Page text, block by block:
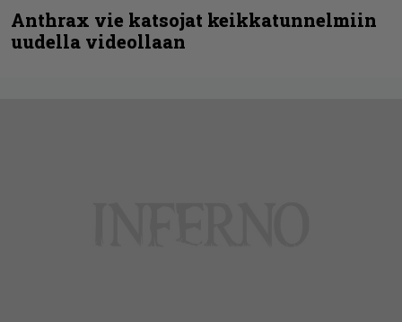
Anthrax vie katsojat keikkatunnelmiin
uudella videollaan